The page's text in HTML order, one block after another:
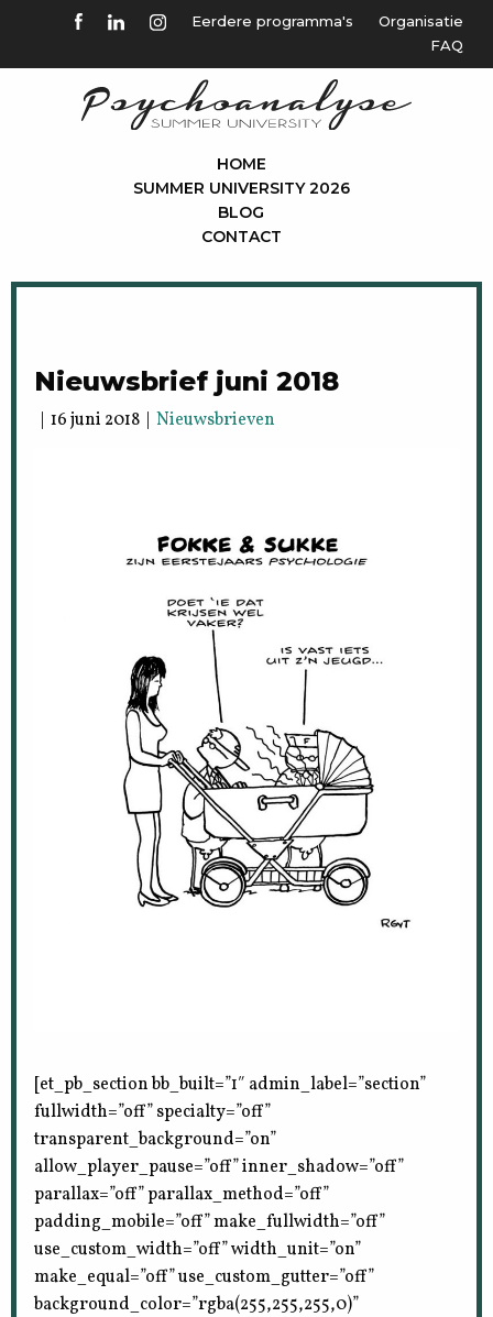
Eerdere programma's
Organisatie
FAQ
HOME
SUMMER UNIVERSITY 2026
BLOG
CONTACT
Nieuwsbrief juni 2018
| 16 juni 2018 |Nieuwsbrieven
[et_pb_section bb_built=”1″ admin_label=”section”
fullwidth=”off” specialty=”off”
transparent_background=”on”
allow_player_pause=”off” inner_shadow=”off”
parallax=”off” parallax_method=”off”
padding_mobile=”off” make_fullwidth=”off”
use_custom_width=”off” width_unit=”on”
make_equal=”off” use_custom_gutter=”off”
background_color=”rgba(255,255,255,0)”